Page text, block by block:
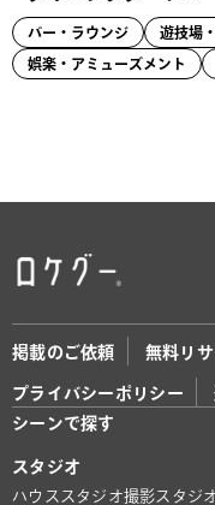
バー・ラウンジ 遊技場
娯楽・アミューズメント
掲載のご依頼 無料リ
プライバシーポリシー
シーンで探す
スタジオ
ハウススタジオ撮影スタジ